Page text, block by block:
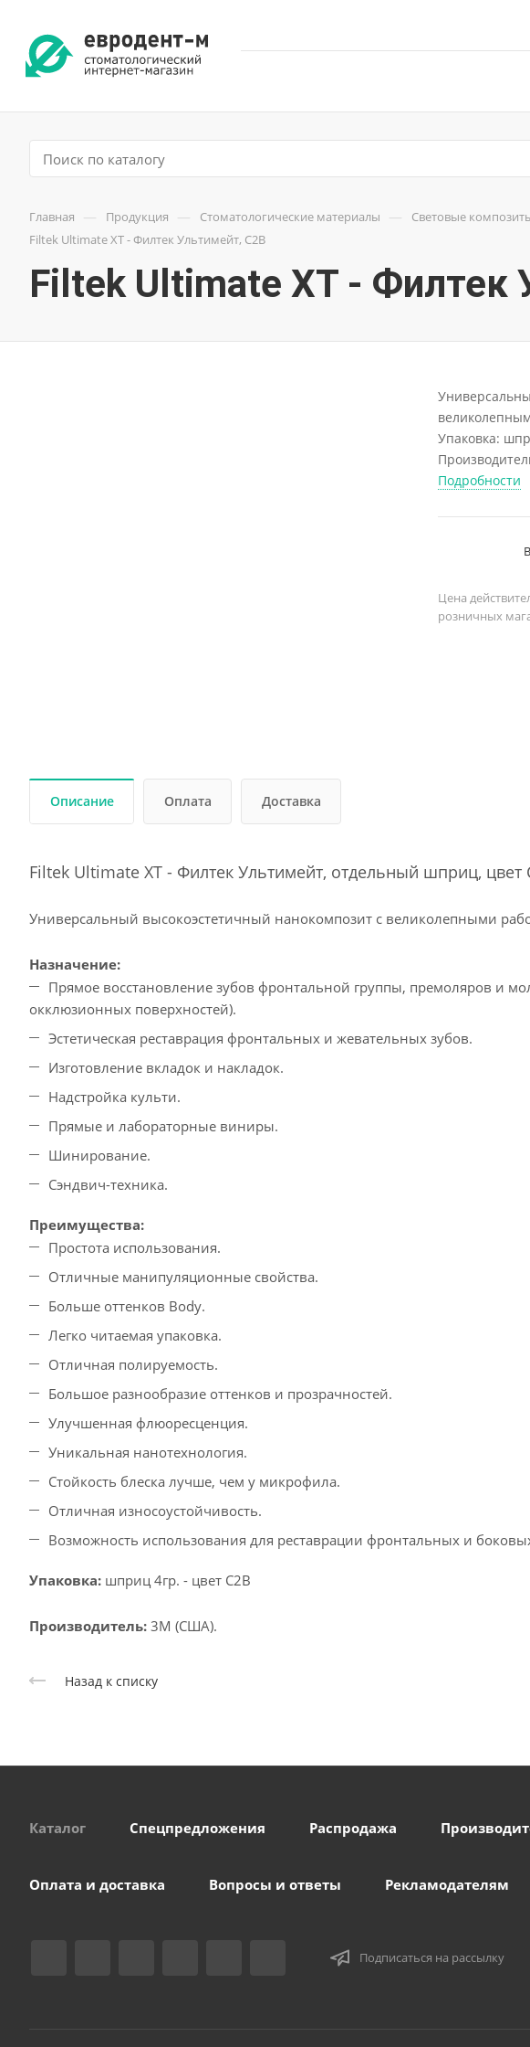
Главная — Продукция — Стоматологические материалы — Световые
Filtek Ultimate XT - Филтек Ультимейт, C2B
Filtek Ultimate XT - Филтек
Упаковка:
Подробности
Цена
розничных
Описание Оплата Доставка
Filtek Ultimate XT - Филтек Ультимейт, отдельный шприц, цвет
Универсальный высокоэстетичный нанокомпозит c великолепными
Назначение:
Прямое восстановление зубов фронтальной группы, премоляров и
окклюзионных поверхностей).
Эстетическая реставрация фронтальных и жевательных зубов.
Изготовление вкладок и накладок.
Надстройка культи.
Прямые и лабораторные виниры.
Шинирование.
Сэндвич-техника.
Преимущества:
Простота использования.
Отличные манипуляционные свойства.
Больше оттенков Body.
Легко читаемая упаковка.
Отличная полируемость.
Большое разнообразие оттенков и прозрачностей.
Улучшенная флюоресценция.
Уникальная нанотехнология.
Стойкость блеска лучше, чем у микрофила.
Отличная износоустойчивость.
Возможность использования для реставрации фронтальных и
Упаковка: шприц 4гр. - цвет C2B
Производитель: 3М (США).
Назад к списку
Каталог Спецпредложения Распродажа
Оплата и доставка Вопросы и ответы Рекламодателям
Подписаться на рассылку